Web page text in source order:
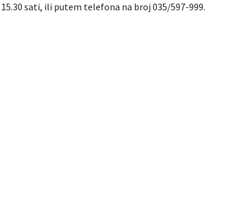
15.30 sati, ili putem telefona na broj 035/597-999.